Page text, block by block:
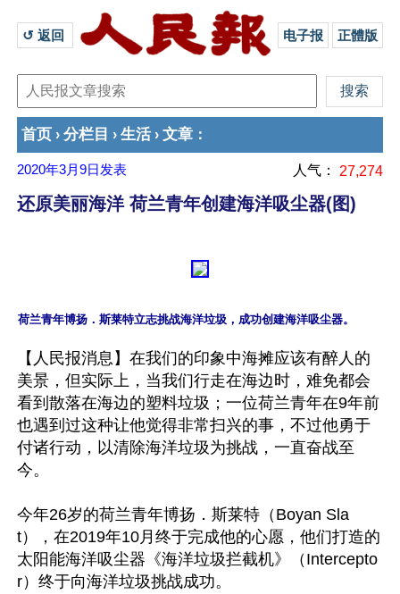
↺ 返回 电子报 正體版
首页 › 分栏目 › 生活 › 文章 ：
2020年3月9日 发表 人气： 27,274
还原美丽海洋 荷兰青年创建海洋吸尘器(图)
【人民报消息】在我们的印象中海摊应该有醉人的
美景，但实际上，当我们行走在海边时，难免都会
看到散落在海边的塑料垃圾；一位荷兰青年在9年前
也遇到过这种让他觉得非常扫兴的事，不过他勇于
付诸行动，以清除海洋垃圾为挑战，一直奋战至
今。
今年26岁的荷兰青年博扬．斯莱特（Boyan Sla
t），在2019年10月终于完成他的心愿，他们打造的
太阳能海洋吸尘器《海洋垃圾拦截机》（Intercepto
r）终于向海洋垃圾挑战成功。